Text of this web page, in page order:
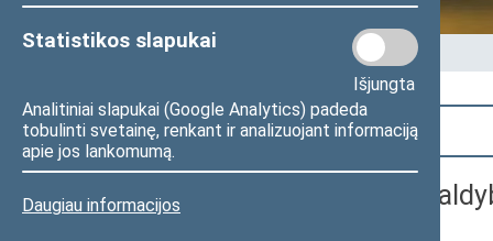
Statistikos slapukai
Išjungta
Analitiniai slapukai (Google Analytics) padeda
tobulinti svetainę, renkant ir analizuojant informaciją
apie jos lankomumą.
Daugiau informacijos
Pradžia>Seime vyksta
Paieška
Konferencija „Moterys